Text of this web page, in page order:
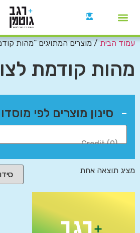
עמוד הבית/ מוצרים המתויגים “מהות
מהות קודמת
סינון מוצרים לפי -
מציג תוצאה אחת